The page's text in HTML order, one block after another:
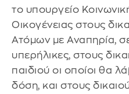
το υπουργείο
Οικογένειας στους
Ατόμων με Αναπηρία,
υπερήλικες, στους
παιδιού οι οποίοι θα
δόση, και στους